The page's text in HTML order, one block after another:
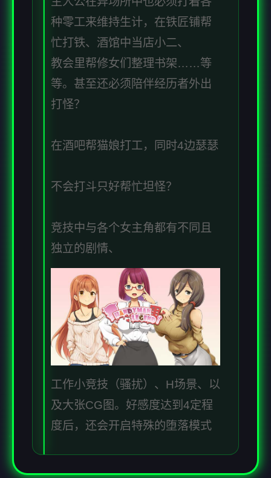
种零工来维持生计，在铁匠铺帮
忙打铁、酒馆中当店小二、
教会里帮修女们整理书架……等
等。甚至还必须陪伴经历者外出
打怪？
在酒吧帮猫娘打工，同时4边瑟瑟
不会打斗只好帮忙坦怪？
竞技中与各个女主角都有不同且
独立的剧情、
工作小竞技（骚扰）、H场景、以
及大张CG图。好感度达到4定程
度后，还会开启特殊的堕落模式